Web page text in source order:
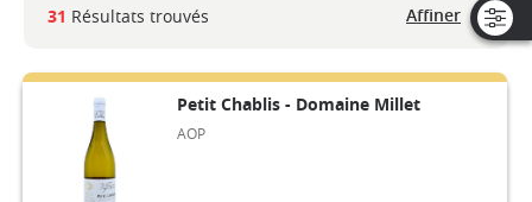
31 Résultats trouvés Affiner
Petit Chablis - Domaine Millet
AOP